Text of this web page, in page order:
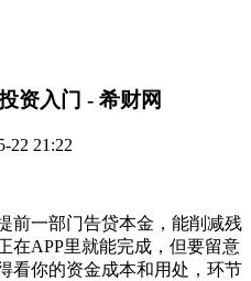
资入门 - 希财网
22 21:22
一部门告贷本金，能削减残
在APP里就能完成，但要留意
看你的资金成本和用处，环节